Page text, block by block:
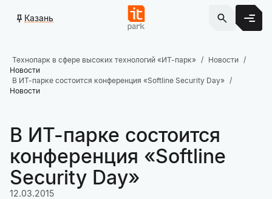
Казань
Технопарк в сфере высоких технологий «ИТ-парк»
Новости
Новости
В ИТ-парке состоится конференция «Softline Security Day»
Новости
В ИТ-парке состоится
конференция «Softline
Security Day»
12.03.2015